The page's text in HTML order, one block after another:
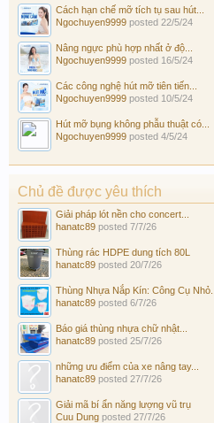
Cách hạn chế mỡ tích tụ sau hút...
Ngochuyen9999 posted 22/5/24
Nâng ngực phù hợp nhất ở độ...
Ngochuyen9999 posted 16/5/24
Các công nghệ hút mỡ tiên tiến...
Ngochuyen9999 posted 10/5/24
Hút mỡ bụng không phẫu thuật có...
Ngochuyen9999 posted 4/5/24
Chủ đề được yêu thích
Giải pháp lót nền cho concert...
hanatc89 posted 7/7/26
Thùng rác HDPE dung tích 80L
hanatc89 posted 20/7/26
Thùng Nhựa Nắp Kín: Công Cụ Nhỏ...
hanatc89 posted 6/7/26
Báo giá thùng nhựa chữ nhật...
hanatc89 posted 25/7/26
những ưu điểm của xe nâng tay...
hanatc89 posted 27/7/26
Giải mã bí ẩn năng lượng vũ trụ
Cuu Dung posted 27/7/26